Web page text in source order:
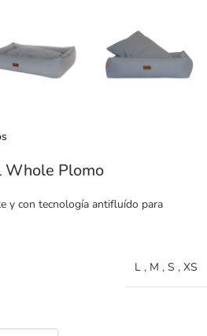
Whole Plomo
y con tecnología antifluído para
L , M , S , XS